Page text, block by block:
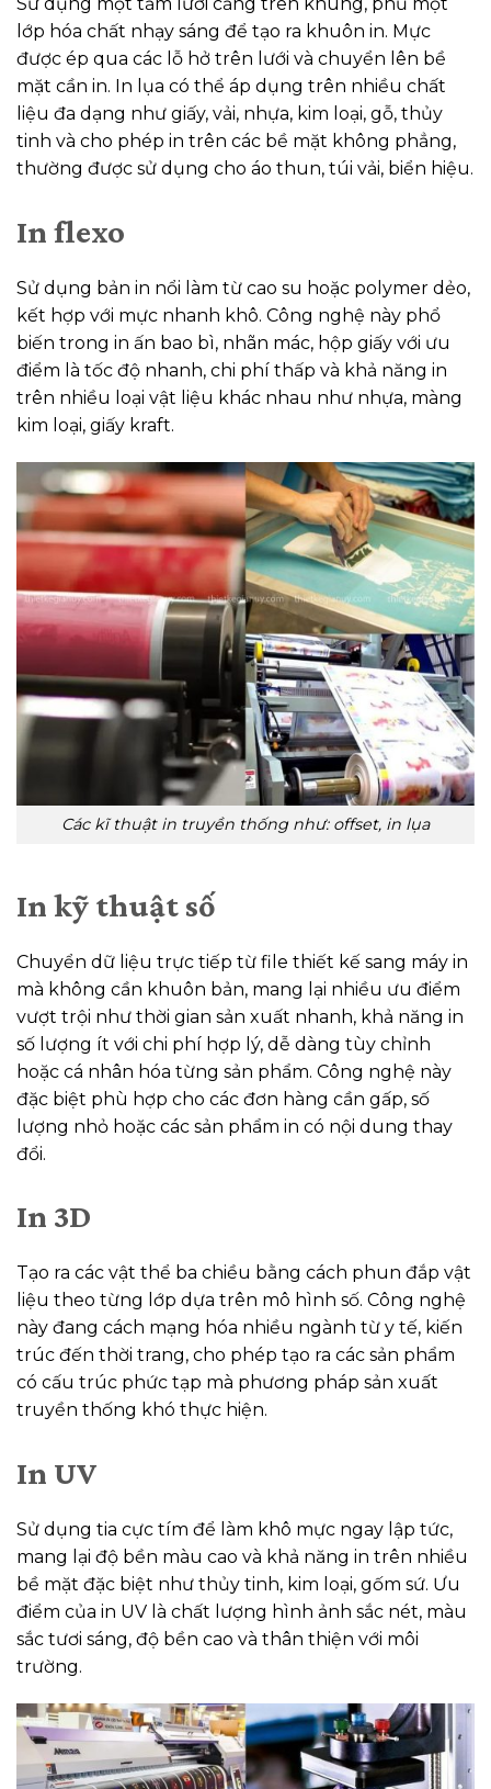
lớp hóa chất nhạy sáng để tạo ra khuôn in. Mực
được ép qua các lỗ hở trên lưới và chuyển lên bề
mặt cần in. In lụa có thể áp dụng trên nhiều chất
liệu đa dạng như giấy, vải, nhựa, kim loại, gỗ, thủy
tinh và cho phép in trên các bề mặt không phẳng,
thường được sử dụng cho áo thun, túi vải, biển hiệu.
In flexo
Sử dụng bản in nổi làm từ cao su hoặc polymer dẻo,
kết hợp với mực nhanh khô. Công nghệ này phổ
biến trong in ấn bao bì, nhãn mác, hộp giấy với ưu
điểm là tốc độ nhanh, chi phí thấp và khả năng in
trên nhiều loại vật liệu khác nhau như nhựa, màng
kim loại, giấy kraft.
Các kĩ thuật in truyền thống như: offset, in lụa
In kỹ thuật số
Chuyển dữ liệu trực tiếp từ file thiết kế sang máy in
mà không cần khuôn bản, mang lại nhiều ưu điểm
vượt trội như thời gian sản xuất nhanh, khả năng in
số lượng ít với chi phí hợp lý, dễ dàng tùy chỉnh
hoặc cá nhân hóa từng sản phẩm. Công nghệ này
đặc biệt phù hợp cho các đơn hàng cần gấp, số
lượng nhỏ hoặc các sản phẩm in có nội dung thay
đổi.
In 3D
Tạo ra các vật thể ba chiều bằng cách phun đắp vật
liệu theo từng lớp dựa trên mô hình số. Công nghệ
này đang cách mạng hóa nhiều ngành từ y tế, kiến
trúc đến thời trang, cho phép tạo ra các sản phẩm
có cấu trúc phức tạp mà phương pháp sản xuất
truyền thống khó thực hiện.
In UV
Sử dụng tia cực tím để làm khô mực ngay lập tức,
mang lại độ bền màu cao và khả năng in trên nhiều
bề mặt đặc biệt như thủy tinh, kim loại, gốm sứ. Ưu
điểm của in UV là chất lượng hình ảnh sắc nét, màu
sắc tươi sáng, độ bền cao và thân thiện với môi
trường.